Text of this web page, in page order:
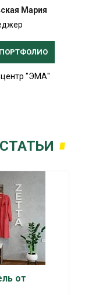
Мария
"ЭМА"
от